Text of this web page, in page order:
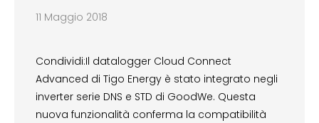
11 Maggio 2018
Condividi:Il datalogger Cloud Connect
Advanced di Tigo Energy è stato integrato negli
inverter serie DNS e STD di GoodWe. Questa
nuova funzionalità conferma la compatibilità